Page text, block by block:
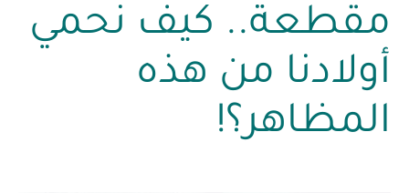
مقطعة.. كيف نحمي
أولادنا من هذه
المظاهر؟!